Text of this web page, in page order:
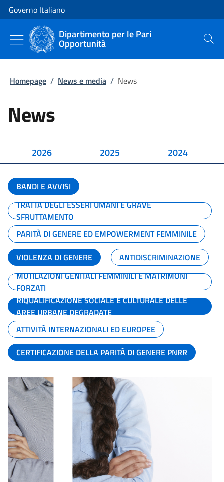
Vai al contenuto
Vai alla navigazione del sito
Governo Italiano
Dipartimento per le Pari
Opportunità Cerca
Homepage / News e media / News
News
2026 2025 2024
BANDI E AVVISI
TRATTA DEGLI ESSERI UMANI E GRAVE
SFRUTTAMENTO
PARITÀ DI GENERE ED EMPOWERMENT FEMMINILE
VIOLENZA DI GENERE
ANTIDISCRIMINAZIONE
MUTILAZIONI GENITALI FEMMINILI E MATRIMONI
FORZATI
RIQUALIFICAZIONE SOCIALE E CULTURALE DELLE
AREE URBANE DEGRADATE
ATTIVITÀ INTERNAZIONALI ED EUROPEE
CERTIFICAZIONE DELLA PARITÀ DI GENERE PNRR